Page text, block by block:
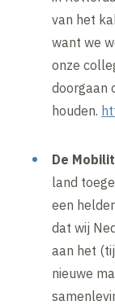
van het
want we
onze
doorgaan
houden.
De
land
een
dat wij
aan het
nieuwe